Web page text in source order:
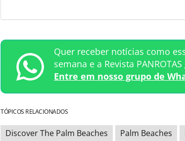
Quer receber notícias como
semana e a Revista
Entre em nosso grupo de
TÓPICOS RELACIONADOS
Discover The Palm Beaches Palm Beaches